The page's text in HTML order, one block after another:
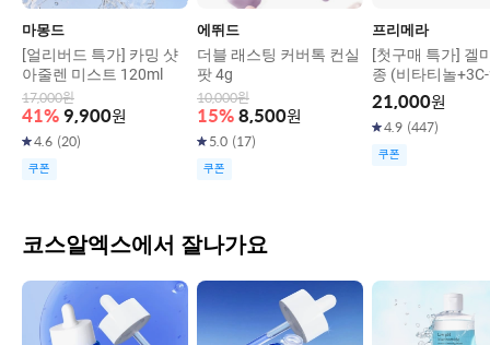
마몽드
[얼리버드 특가] 카밍 샷
아줄렌 미스트 120ml
17,000원
41% 9,900원
4.6 (20)
쿠폰
에뛰드
더블 래스팅 커버톡 컨실
팟 4g
10,000원
15% 8,500원
5.0 (17)
쿠폰
프리메라
[첫구매 특가] 겔
종 (비타티놀
론산+피디알엔)
21,000원
4.9 (447)
쿠폰
코스알엑스에서 잘나가요